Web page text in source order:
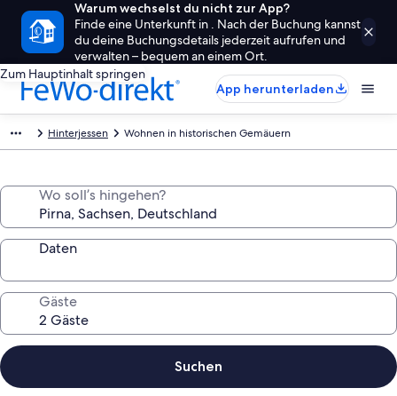
Warum wechselst du nicht zur App?
Finde eine Unterkunft in . Nach der Buchung kannst
du deine Buchungsdetails jederzeit aufrufen und
verwalten – bequem an einem Ort.
Zum Hauptinhalt springen
App herunterladen
Hinterjessen Wohnen in historischen Gemäuern
Wo soll’s hingehen?
Daten
Gäste
Suchen